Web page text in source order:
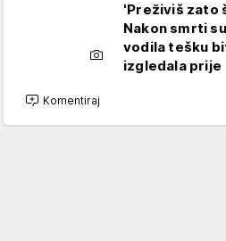
'Preživiš zato
Nakon smrti
vodila tešku
izgledala prije
Komentiraj